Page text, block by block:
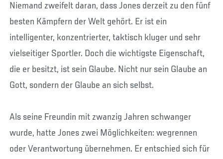
Niemand zweifelt daran, dass Jones derzeit zu den fünf
besten Kämpfern der Welt gehört. Er ist ein
intelligenter, konzentrierter, taktisch kluger und sehr
vielseitiger Sportler. Doch die wichtigste Eigenschaft,
die er besitzt, ist sein Glaube. Nicht nur sein Glaube an
Gott, sondern der Glaube an sich selbst.
Als seine Freundin mit zwanzig Jahren schwanger
wurde, hatte Jones zwei Möglichkeiten: wegrennen
oder Verantwortung übernehmen. Er entschied sich für